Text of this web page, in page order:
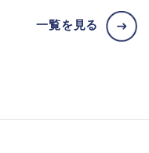
一覧を見る